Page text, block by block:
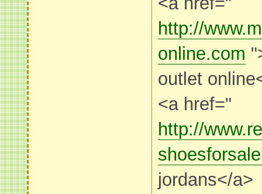
http://
online.com
outlet
<a href="
http://
jordans</a>